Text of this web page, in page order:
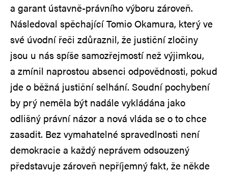
a garant ústavně-právního výboru zároveň.
Následoval spěchající Tomio Okamura, který ve
své úvodní řeči zdůraznil, že justiční zločiny
jsou u nás spíše samozřejmostí než výjimkou,
a zmínil naprostou absenci odpovědnosti, pokud
jde o běžná justiční selhání. Soudní pochybení
by prý neměla být nadále vykládána jako
odlišný právní názor a nová vláda se o to chce
zasadit. Bez vymahatelné spravedlnosti není
demokracie a každý neprávem odsouzený
představuje zároveň nepříjemný fakt, že někde